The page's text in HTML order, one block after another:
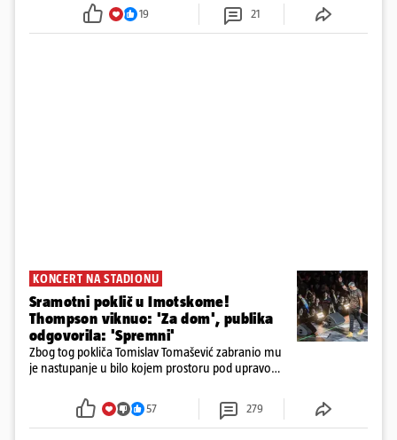
19 21
KONCERT NA STADIONU
Sramotni poklič u Imotskome!
Thompson viknuo: 'Za dom', publika
odgovorila: 'Spremni'
Zbog tog pokliča Tomislav Tomašević zabranio mu
je nastupanje u bilo kojem prostoru pod upravom
57 279